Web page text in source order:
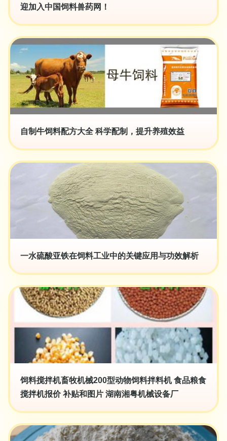
迎加入中国饲料兽药网！
自制牛饲料配方大全 科学配制，提升养殖效益
一水硫酸亚铁在饲料工业中的关键应用与功效解析
饲料搅拌机畜牧机械200型动物饲料拌料机 食品粮食
搅拌机报价 补贴和图片 湖南湘粤机械设备厂